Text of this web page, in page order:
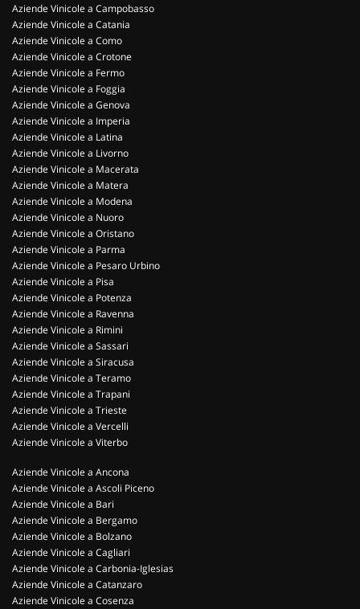
Aziende Vinicole a Campobasso
Aziende Vinicole a Catania
Aziende Vinicole a Como
Aziende Vinicole a Crotone
Aziende Vinicole a Fermo
Aziende Vinicole a Foggia
Aziende Vinicole a Genova
Aziende Vinicole a Imperia
Aziende Vinicole a Latina
Aziende Vinicole a Livorno
Aziende Vinicole a Macerata
Aziende Vinicole a Matera
Aziende Vinicole a Modena
Aziende Vinicole a Nuoro
Aziende Vinicole a Oristano
Aziende Vinicole a Parma
Aziende Vinicole a Pesaro Urbino
Aziende Vinicole a Pisa
Aziende Vinicole a Potenza
Aziende Vinicole a Ravenna
Aziende Vinicole a Rimini
Aziende Vinicole a Sassari
Aziende Vinicole a Siracusa
Aziende Vinicole a Teramo
Aziende Vinicole a Trapani
Aziende Vinicole a Trieste
Aziende Vinicole a Vercelli
Aziende Vinicole a Viterbo
Aziende Vinicole a Ancona
Aziende Vinicole a Ascoli Piceno
Aziende Vinicole a Bari
Aziende Vinicole a Bergamo
Aziende Vinicole a Bolzano
Aziende Vinicole a Cagliari
Aziende Vinicole a Carbonia-Iglesias
Aziende Vinicole a Catanzaro
Aziende Vinicole a Cosenza